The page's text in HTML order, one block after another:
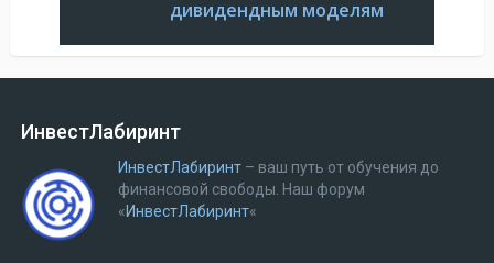
дивидендным моделям
ИнвестЛабиринт
ИнвестЛабиринт– ваш путь от обучения до
финансовой свободы. Наш форум
«ИнвестЛабиринт«